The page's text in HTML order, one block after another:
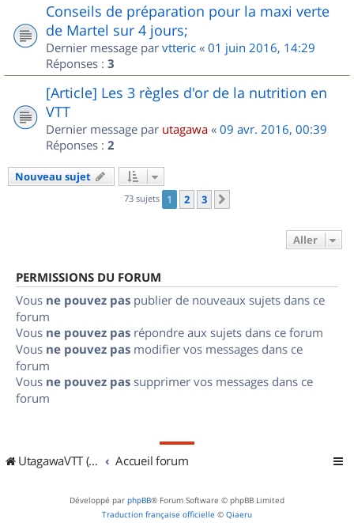
Conseils de préparation pour la maxi verte
de Martel sur 4 jours;
Dernier message par vtteric « 01 juin 2016, 14:29
Réponses : 3
[Article] Les 3 règles d'or de la nutrition en
VTT
Dernier message par utagawa « 09 avr. 2016, 00:39
Réponses : 2
Nouveau sujet
73 sujets 1 2 3
Aller
PERMISSIONS DU FORUM
Vous ne pouvez pas publier de nouveaux sujets dans ce
forum
Vous ne pouvez pas répondre aux sujets dans ce forum
Vous ne pouvez pas modifier vos messages dans ce
forum
Vous ne pouvez pas supprimer vos messages dans ce
forum
UtagawaVTT (Randos VTT et VTTAE avec traces GPS) Accueil forum
Développé par phpBB® Forum Software © phpBB Limited
Traduction française officielle © Qiaeru